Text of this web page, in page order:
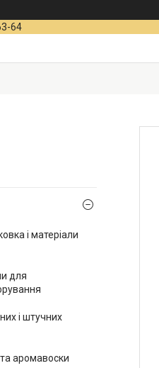
64
і матеріали
для
і штучних
аромавоски